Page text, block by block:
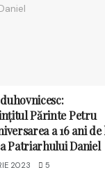
Părinte Petru
a 16 ani de
Patriarhului Daniel
2023 5